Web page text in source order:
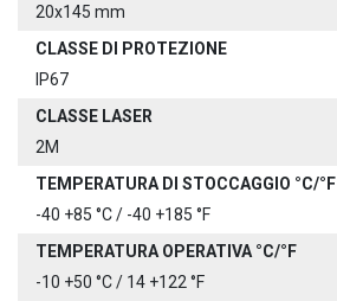
20x145 mm
CLASSE DI PROTEZIONE
IP67
CLASSE LASER
2M
TEMPERATURA DI STOCCAGGIO °C/°F
-40 +85 °C / -40 +185 °F
TEMPERATURA OPERATIVA °C/°F
-10 +50 °C / 14 +122 °F